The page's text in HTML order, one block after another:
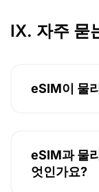
IX. 자주 묻
eSIM이 물
eSIM과 물
엇인가요?